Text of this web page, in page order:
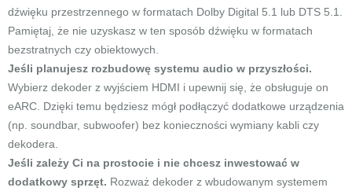
dźwięku przestrzennego w formatach Dolby Digital 5.1 lub DTS 5.1.
Pamiętaj, że nie uzyskasz w ten sposób dźwięku w formatach
bezstratnych czy obiektowych.
Jeśli planujesz rozbudowę systemu audio w przyszłości.
Wybierz dekoder z wyjściem HDMI i upewnij się, że obsługuje on
eARC. Dzięki temu będziesz mógł podłączyć dodatkowe urządzenia
(np. soundbar, subwoofer) bez konieczności wymiany kabli czy
dekodera.
Jeśli zależy Ci na prostocie i nie chcesz inwestować w
dodatkowy sprzęt. Rozważ dekoder z wbudowanym systemem